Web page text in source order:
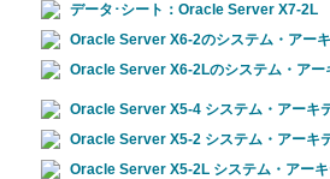
データ･シート：Oracle Server X7-2L
Oracle Server X6-2のシステム・アー
Oracle Server X6-2Lのシステム・アー
Oracle Server X5-4 システム・アーキ
Oracle Server X5-2 システム・アーキ
Oracle Server X5-2L システム・アー